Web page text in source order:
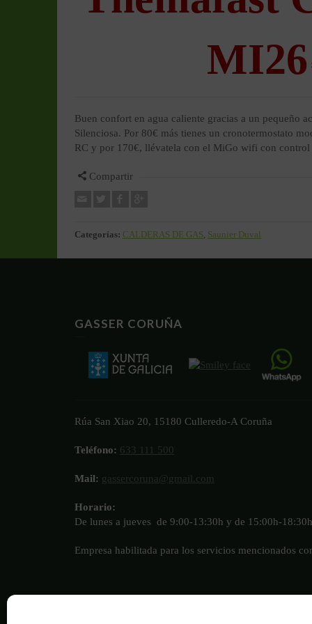
MI26
Buen confort en agua caliente gracias a un pequeño
Silenciosa. Por 80€ más tienes un cronotermostato
RC y por 170€, llévatela con el MiGo wifi con
Compartir
Categorías: CALDERAS DE GAS, Saunier Duval
GASSER CORUÑA
Rúa San Xiao 20, 15180 Culleredo-A Coruña
Teléfono: 633 111 500
Mail: gassercoruna@gmail.com
Horario:
De lunes a jueves de 9:00-13:30h y de 15:00h-
Empresa habilitada para los servicios mencionados